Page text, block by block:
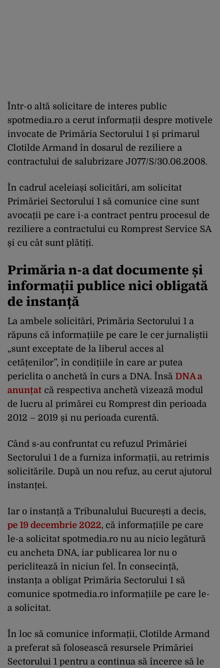
Într-o altă solicitare de interes public
spotmedia.ro a cerut informații despre motivele
invocate de Primăria Sectorului 1 și primarul
Clotilde Armand în dosarul de reziliere a
contractului de salubrizare J077/S/30.06.2008.
În cadrul aceleiași solicitări, am solicitat
Primăriei Sectorului 1 să comunice cine sunt
avocații pe care i-a contract pentru procesul de
reziliere a contractului cu Romprest Service SA
și cu cât sunt plătiți.
Primăria n-a dat documente și
informații publice nici obligată
de instanță
La ambele solicitări, Primăria Sectorului 1 a
răpuns că informațiile pe care le cer jurnaliștii
„sunt exceptate de la liberul acces al
cetățenilor”, în condițiile în care ar putea
periclita o anchetă în curs a DNA. Însă DNA a
anunțat că respectiva anchetă vizează modul
de lucru al primărei cu Romprest din perioada
2012 – 2019 și nu perioada curentă.
Când s-au confruntat cu refuzul Primăriei
Sectorului 1 de a furniza informații, au retrimis
solicitările. După un nou refuz, au cerut ajutorul
instanței.
Iar o instanță a Tribunalului București a decis,
pe 19 decembrie 2022, că informațiile pe care
le-a solicitat spotmedia.ro nu au nicio legătură
cu ancheta DNA, iar publicarea lor nu o
periclitează în niciun fel. În consecință,
instanța a obligat Primăria Sectorului 1 să
comunice spotmedia.ro informațiile pe care le-
a solicitat.
În loc să comunice informații, Clotilde Armand
a preferat să folosească resursele Primăriei
Sectorului 1 pentru a continua să încerce să le